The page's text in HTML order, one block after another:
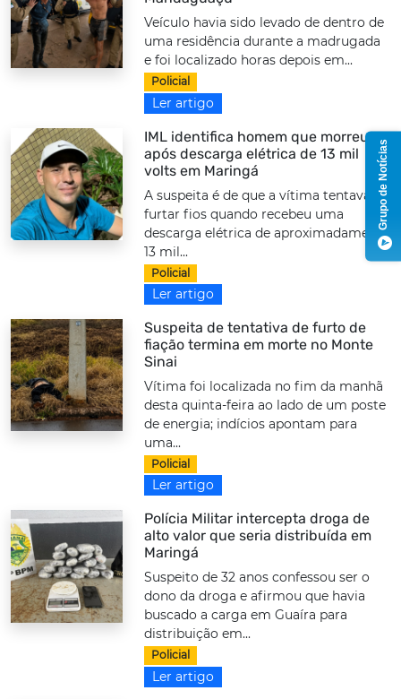
Veículo havia sido levado de dentro de
uma residência durante a madrugada
e foi localizado horas depois em...
Policial
Ler artigo
IML identifica homem que morreu
após descarga elétrica de 13 mil
volts em Maringá
A suspeita é de que a vítima tentava
furtar fios quando recebeu uma
descarga elétrica de aproximadamente
13 mil...
Policial
Ler artigo
Suspeita de tentativa de furto de
fiação termina em morte no Monte
Sinai
Vítima foi localizada no fim da manhã
desta quinta-feira ao lado de um poste
de energia; indícios apontam para
uma...
Policial
Ler artigo
Polícia Militar intercepta droga de
alto valor que seria distribuída em
Maringá
Suspeito de 32 anos confessou ser o
dono da droga e afirmou que havia
buscado a carga em Guaíra para
distribuição em...
Policial
Ler artigo
Grupo de Notícias